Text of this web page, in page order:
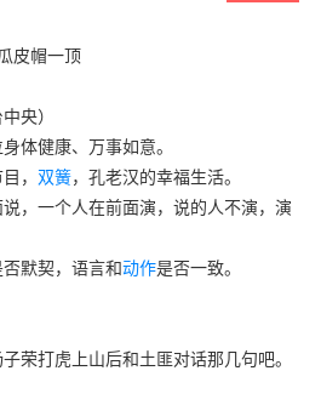
皮帽一顶
央）
体健康、万事如意。
， 双簧，孔老汉的幸福生活。
，一个人在前面演，说的人不演，演
默契，语言和动作是否一致。
荣打虎上山后和土匪对话那几句吧。